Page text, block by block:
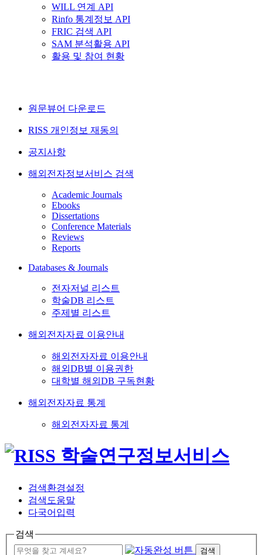
WILL 연계 API
Rinfo 통계정보 API
FRIC 검색 API
SAM 분석활용 API
활용 및 참여 현황
원문뷰어 다운로드
RISS 개인정보 재동의
공지사항
해외전자정보서비스 검색
Academic Journals
Ebooks
Dissertations
Conference Materials
Reviews
Reports
Databases & Journals
전자저널 리스트
학술DB 리스트
주제별 리스트
해외전자자료 이용안내
해외전자자료 이용안내
해외DB별 이용권한
대학별 해외DB 구독현황
해외전자자료 통계
해외전자자료 통계
검색환경설정
검색도움말
다국어입력
검색
검색